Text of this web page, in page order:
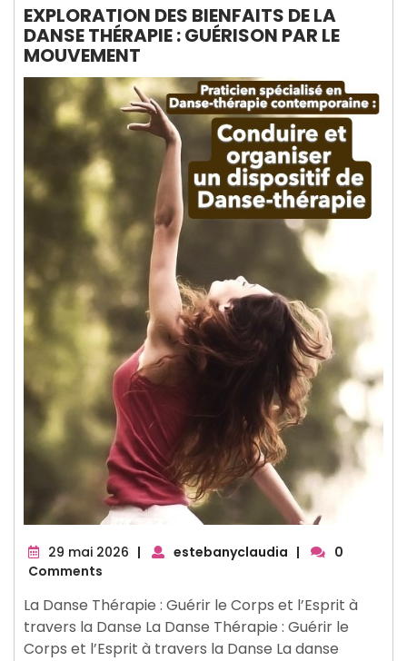
EXPLORATION DES BIENFAITS DE LA
DANSE THÉRAPIE : GUÉRISON PAR LE
MOUVEMENT
29 mai 2026 29
| estebanyclaudia |
0
Comments
La Danse Thérapie : Guérir le Corps et l’Esprit à
travers la Danse La Danse Thérapie : Guérir le
Corps et l’Esprit à travers la Danse La danse